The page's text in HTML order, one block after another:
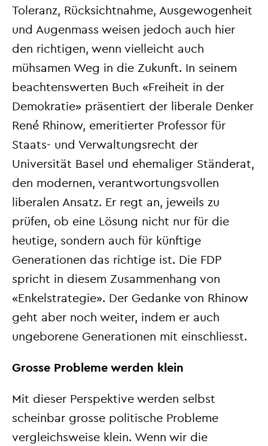
Toleranz, Rücksichtnahme, Ausgewogenheit
und Augenmass weisen jedoch auch hier
den richtigen, wenn vielleicht auch
mühsamen Weg in die Zukunft. In seinem
beachtenswerten Buch «Freiheit in der
Demokratie» präsentiert der liberale Denker
René Rhinow, emeritierter Professor für
Staats- und Verwaltungsrecht der
Universität Basel und ehemaliger Ständerat,
den modernen, verantwortungsvollen
liberalen Ansatz. Er regt an, jeweils zu
prüfen, ob eine Lösung nicht nur für die
heutige, sondern auch für künftige
Generationen das richtige ist. Die FDP
spricht in diesem Zusammenhang von
«Enkelstrategie». Der Gedanke von Rhinow
geht aber noch weiter, indem er auch
ungeborene Generationen mit einschliesst.
Grosse Probleme werden klein
Mit dieser Perspektive werden selbst
scheinbar grosse politische Probleme
vergleichsweise klein. Wenn wir die